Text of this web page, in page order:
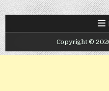
Copyright ©